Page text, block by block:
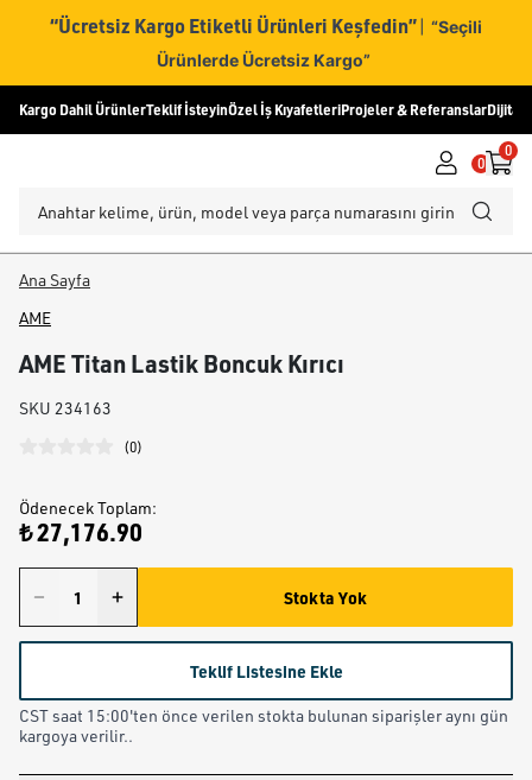
“Ücretsiz Kargo Etiketli Ürünleri Keşfedin” | “Seçili
Ürünlerde Ücretsiz Kargo”
Kargo Dahil ÜrünlerTeklif İsteyinÖzel İş KıyafetleriProjeler & ReferanslarDijital
0
0
Ana Sayfa
AME
AME Titan Lastik Boncuk Kırıcı
SKU 234163
(0)
Ödenecek Toplam:
₺ 27,176.90
Stokta Yok
Teklif Listesine Ekle
CST saat 15:00'ten önce verilen stokta bulunan siparişler aynı gün
kargoya verilir..